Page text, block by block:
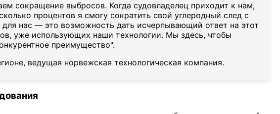
сокращение выбросов. Когда судовладелец приходит к нам,
процентов я смогу сократить свой углеродный след с
нас — это возможность дать исчерпывающий ответ на этот
уже использующих наши технологии. Мы здесь, чтобы
преимущество".
ведущая норвежская технологическая компания.